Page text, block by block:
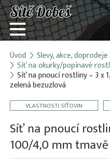
Přihlásit
Registrace
O firmě
Kontakt
Úvod Slevy, akce, doprodeje
Síť na okurky/popínavé
Síť na pnoucí rostliny – 3 x
zelená bezuzlová
VLASTNOSTI SÍŤOVIN
Síť na pnoucí
100/4,0 mm